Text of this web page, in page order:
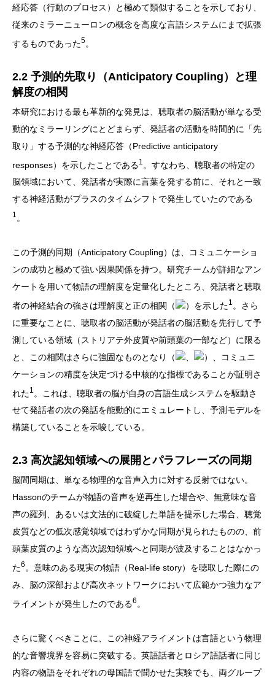
経応答（行動のプロセス）と極めて類似することを示しており、
従来のミラーニューロンの概念を高度な言語システムにまで拡張
するものであった5。
2.2 予測的先取り（Anticipatory Coupling）と理
解度の相関
本研究における最も革新的な発見は、聴取者の脳活動が単なる受
動的なミラーリングにとどまらず、発話者の活動を時間的に「先
取り」する予測的な神経応答（Predictive anticipatory
responses）を示したことである1 。すなわち、聴取者の特定の
脳領域において、発話者が実際に言葉を発する前に、それと一致
する神経活動がプラスのタイムシフトで発生していたのである
1 。
この予測的同期（Anticipatory Coupling）は、コミュニケーショ
ンの成功と極めて強い因果関係を持つ。研究チームが詳細なアン
ケートを用いて物語の理解度を定量化したところ、発話者と聴取
者の神経結合の強さは理解度と正の相関（
）を示した1 。さら
に重要なことに、聴取者の脳活動が発話者の脳活動を先行して予
測している領域（ストリアテ外皮質や前頭葉の一部など）に限る
と、この相関はさらに強固なものとなり（
）、コミュニ
ケーションの精度を決定づける中核的な指標であることが証明さ
れた1 。これは、聴取者の脳が自身の言語生成システムを駆動さ
せて発話者の次の発話を能動的にエミュレートし、予測モデルを
構築していることを示唆している。
2.3 高次認知領域への展開とパラフレーズの同期
脳間同期は、単なる物理的な音声入力に対する反射ではない。
Hassonのチームが物語の音声を逆再生した場合や、無意味な音
声の羅列、あるいは文法的に破綻した単語を提示した場合、聴覚
皮質などの低次感覚領域ではわずかな同期が見られたものの、前
頭葉皮質のような高次認知領域へと同期が波及することはなかっ
た6 。意味のある現実の物語（Real-life story）を聴取した際にの
み、脳の深部および高次ネットワークにおいて広範かつ強力なア
ライメントが発生したのである6 。
さらに驚くべきことに、この神経アライメントは言語という物理
的な音響境界を容易に突破する。英語話者とロシア語話者に同じ
内容の物語をそれぞれの母国語で聞かせた実験でも、両グループ